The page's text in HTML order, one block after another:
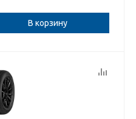
В корзину